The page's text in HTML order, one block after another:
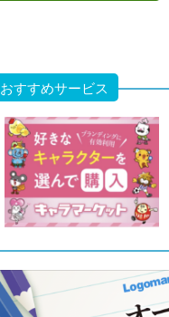
おすすめサービス